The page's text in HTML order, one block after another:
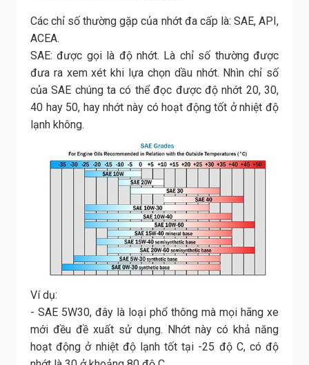
Các chỉ số thường gặp của nhớt đa cấp là: SAE, API,
ACEA.
SAE: được gọi là độ nhớt. Là chỉ số thường được
đưa ra xem xét khi lựa chọn dầu nhớt. Nhìn chỉ số
của SAE chúng ta có thể đọc được độ nhớt 20, 30,
40 hay 50, hay nhớt này có hoạt động tốt ở nhiệt độ
lạnh không.
Ví dụ:
- SAE 5W30, đây là loại phổ thông mà mọi hãng xe
mới đều đề xuất sử dụng. Nhớt này có khả năng
hoạt động ở nhiệt độ lạnh tốt tại -25 độ C, có độ